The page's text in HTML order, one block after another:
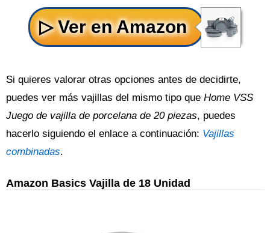
Si quieres valorar otras opciones antes de decidirte,
puedes ver más vajillas del mismo tipo que Home VSS
Juego de vajilla de porcelana de 20 piezas, puedes
hacerlo siguiendo el enlace a continuación: Vajillas
combinadas.
Amazon Basics Vajilla de 18 Unidad